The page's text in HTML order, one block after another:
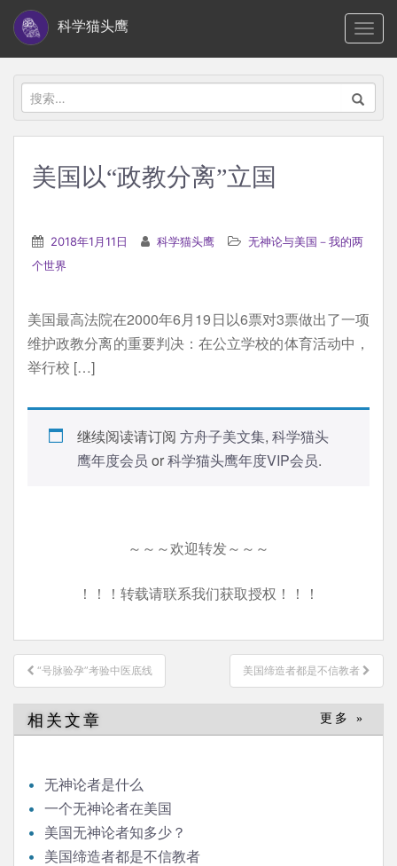
i
科学猫头鹰
搜
索：
美国以“政教分离”立国
2018年1月11日 科学猫头鹰
无神论与美国－我的两
个世界
美国最高法院在2000年6月19日以6票对3票做出了一项
维护政教分离的重要判决：在公立学校的体育活动中，
举行校 […]
继续阅读请订阅 方舟子美文集, 科学猫头
鹰年度会员 or科学猫头鹰年度VIP会员.
～～～欢迎转发～～～
！！！转载请联系我们获取授权！！！
文
章
导
航
“号脉验孕”考验中医底线 美国缔造者都是不信教者
相关文章 更多 »
无神论者是什么
一个无神论者在美国
美国无神论者知多少？
美国缔造者都是不信教者